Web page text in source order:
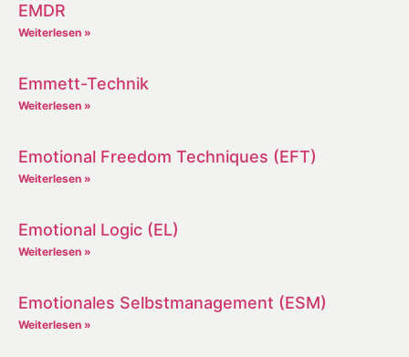
EMDR
Weiterlesen »
Emmett-Technik
Weiterlesen »
Emotional Freedom Techniques (EFT)
Weiterlesen »
Emotional Logic (EL)
Weiterlesen »
Emotionales Selbstmanagement (ESM)
Weiterlesen »